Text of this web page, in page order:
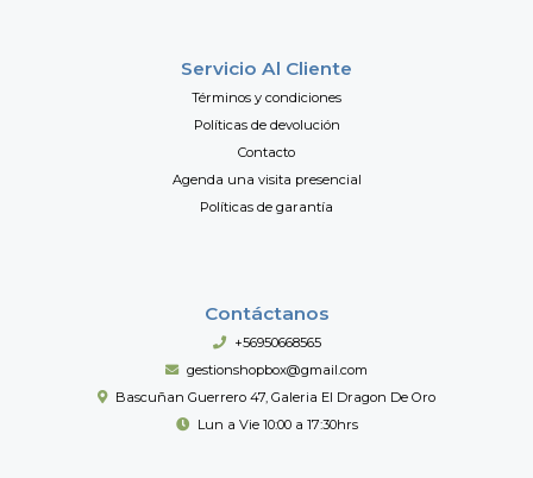
Servicio Al Cliente
Términos y condiciones
Políticas de devolución
Contacto
Agenda una visita presencial
Políticas de garantía
Contáctanos
+56950668565
gestionshopbox@gmail.com
Bascuñan Guerrero 47, Galeria El Dragon De Oro
Lun a Vie 10:00 a 17:30hrs